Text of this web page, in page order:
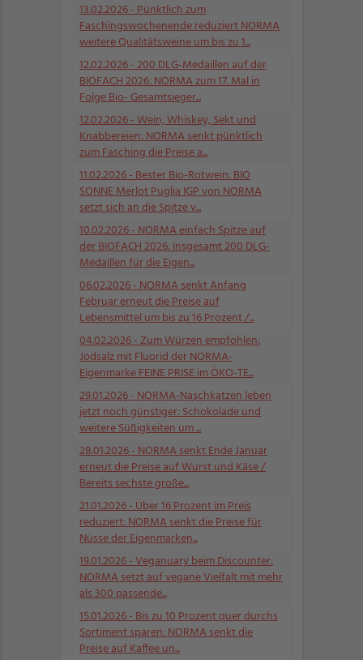
13.02.2026- Pünktlich zum
Faschingswochenende reduziert NORMA
weitere Qualitätsweine um bis zu 1...
12.02.2026- 200 DLG-Medaillen auf der
BIOFACH 2026: NORMA zum 17. Mal in
Folge Bio- Gesamtsieger...
12.02.2026- Wein, Whiskey, Sekt und
Knabbereien: NORMA senkt pünktlich
zum Fasching die Preise a...
11.02.2026- Bester Bio-Rotwein: BIO
SONNE Merlot Puglia IGP von NORMA
setzt sich an die Spitze v...
10.02.2026- NORMA einfach Spitze auf
der BIOFACH 2026: Insgesamt 200 DLG-
Medaillen für die Eigen...
06.02.2026- NORMA senkt Anfang
Februar erneut die Preise auf
Lebensmittel um bis zu 16 Prozent /...
04.02.2026- Zum Würzen empfohlen:
Jodsalz mit Fluorid der NORMA-
Eigenmarke FEINE PRISE im ÖKO-TE...
29.01.2026- NORMA-Naschkatzen leben
jetzt noch günstiger: Schokolade und
weitere Süßigkeiten um ...
28.01.2026- NORMA senkt Ende Januar
erneut die Preise auf Wurst und Käse /
Bereits sechste große...
21.01.2026- Über 16 Prozent im Preis
reduziert: NORMA senkt die Preise für
Nüsse der Eigenmarken...
19.01.2026- Veganuary beim Discounter:
NORMA setzt auf vegane Vielfalt mit mehr
als 300 passende...
15.01.2026- Bis zu 10 Prozent quer durchs
Sortiment sparen: NORMA senkt die
Preise auf Kaffee un...